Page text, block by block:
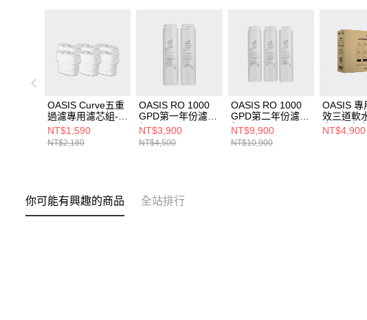
OASIS Curve五重
過濾專用濾芯組-6
入組
NT$1,590
NT$2,180
OASIS RO 1000
GPD第一年份濾芯
組
NT$3,900
NT$4,500
OASIS RO 1000
GPD第二年份濾芯
組
NT$9,900
NT$10,900
OASIS 專
效三道軟
水器一年
NT$4,900
你可能有興趣的商品 全站排行